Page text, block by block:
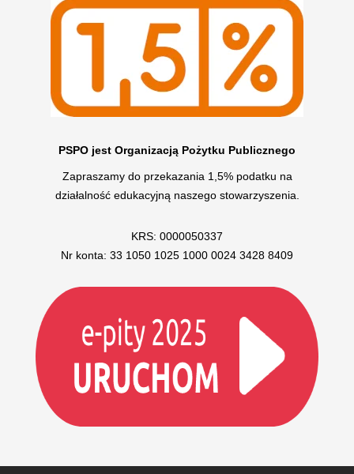
PSPO jest Organizacją Pożytku Publicznego
Zapraszamy do przekazania 1,5% podatku na
działalność edukacyjną naszego stowarzyszenia.
KRS: 0000050337
Nr konta: 33 1050 1025 1000 0024 3428 8409